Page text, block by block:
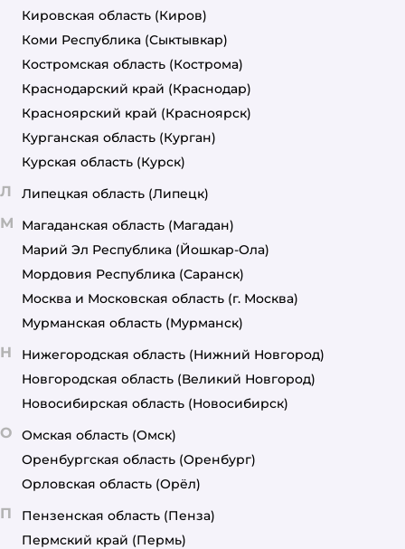
Кировская область (Киров)
Коми Республика (Сыктывкар)
Костромская область (Кострома)
Краснодарский край (Краснодар)
Красноярский край (Красноярск)
Курганская область (Курган)
Курская область (Курск)
Л Липецкая область (Липецк)
М Магаданская область (Магадан)
Марий Эл Республика (Йошкар-Ола)
Мордовия Республика (Саранск)
Москва и Московская область (г. Москва)
Мурманская область (Мурманск)
Н Нижегородская область (Нижний Новгород)
Новгородская область (Великий Новгород)
Новосибирская область (Новосибирск)
О Омская область (Омск)
Оренбургская область (Оренбург)
Орловская область (Орёл)
П Пензенская область (Пенза)
Пермский край (Пермь)